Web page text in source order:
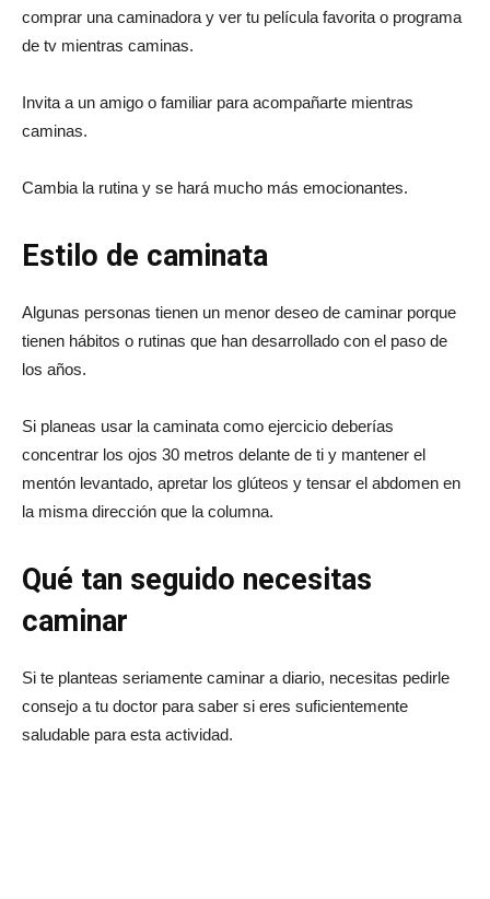
comprar una caminadora y ver tu película favorita o programa
de tv mientras caminas.
Invita a un amigo o familiar para acompañarte mientras
caminas.
Cambia la rutina y se hará mucho más emocionantes.
Estilo de caminata
Algunas personas tienen un menor deseo de caminar porque
tienen hábitos o rutinas que han desarrollado con el paso de
los años.
Si planeas usar la caminata como ejercicio deberías
concentrar los ojos 30 metros delante de ti y mantener el
mentón levantado, apretar los glúteos y tensar el abdomen en
la misma dirección que la columna.
Qué tan seguido necesitas
caminar
Si te planteas seriamente caminar a diario, necesitas pedirle
consejo a tu doctor para saber si eres suficientemente
saludable para esta actividad.